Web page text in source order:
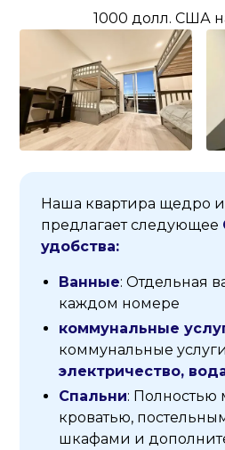
1000 долл. США
Наша квартира щедро
предлагает следующее
удобства:
Ванные: Отдельная
каждом номере
коммунальные
коммунальные
электричество,
Спальни: Полностью
кроватью,
шкафами и